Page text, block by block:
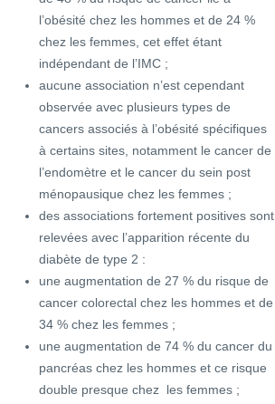
l’obésité chez les hommes et de 24 %
chez les femmes, cet effet étant
indépendant de l’IMC ;
aucune association n’est cependant
observée avec plusieurs types de
cancers associés à l’obésité spécifiques
à certains sites, notamment le cancer de
l’endomètre et le cancer du sein post
ménopausique chez les femmes ;
des associations fortement positives sont
relevées avec l’apparition récente du
diabète de type 2 :
une augmentation de 27 % du risque de
cancer colorectal chez les hommes et de
34 % chez les femmes ;
une augmentation de 74 % du cancer du
pancréas chez les hommes et ce risque
double presque chez les femmes ;